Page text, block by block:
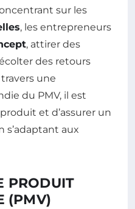
sur les
, les entrepreneurs
, attirer des
des retours
une
du PMV, il est
et d’assurer un
s’adaptant aux
PRODUIT
(PMV)